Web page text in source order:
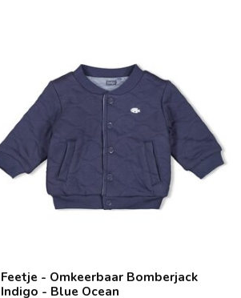
Feetje - Omkeerbaar Bomberjack
Indigo - Blue Ocean